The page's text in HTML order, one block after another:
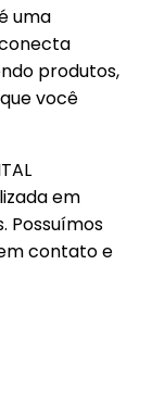
uma
produtos,
você
em
Possuímos
contato e